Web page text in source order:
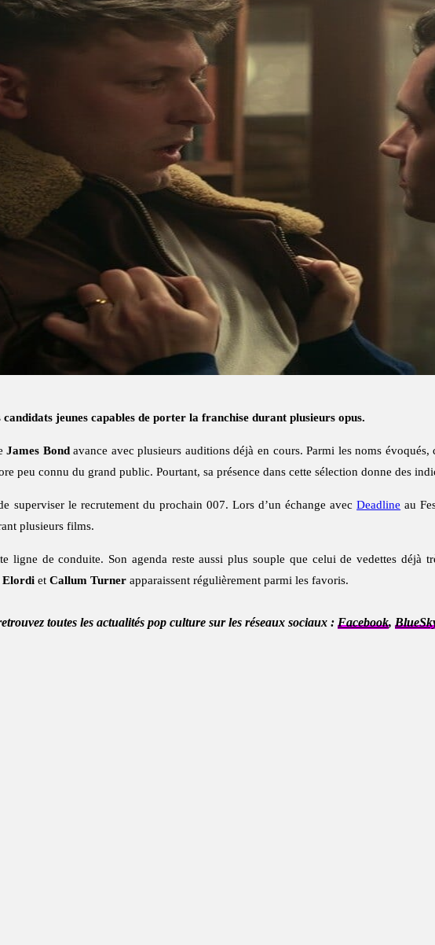
jeunes capables de porter la franchise durant plusieurs opus.
James Bondavance avec plusieurs auditions déjà en cours. Parmi les noms
peu connu du grand public. Pourtant, sa présence dans cette sélection donne des
superviser le recrutement du prochain 007. Lors d’un échange avecDeadline au
plusieurs films.
ligne de conduite. Son agenda reste aussi plus souple que celui de vedettes déjà
Elordi et Callum Turner apparaissent régulièrement parmi les favoris.
toutes les actualités pop culture sur les réseaux sociaux : Facebook,